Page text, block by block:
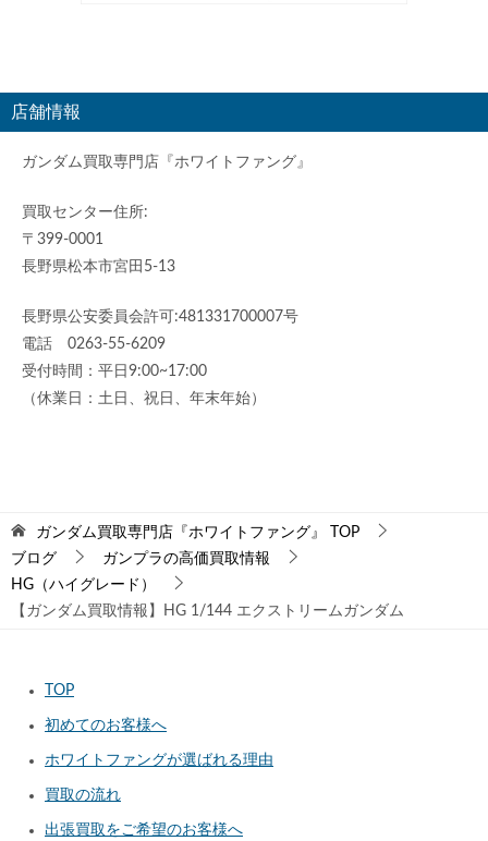
店舗情報
ガンダム買取専門店『ホワイトファング』
買取センター住所:
〒399-0001
長野県松本市宮田5-13
長野県公安委員会許可:481331700007号
電話 0263-55-6209
受付時間：平日9:00~17:00
（休業日：土日、祝日、年末年始）
ガンダム買取専門店『ホワイトファング』
TOP
ブログ
ガンプラの高価買取情報
HG（ハイグレード）
【ガンダム買取情報】HG 1/144 エクストリームガンダム
TOP
初めてのお客様へ
ホワイトファングが選ばれる理由
買取の流れ
出張買取をご希望のお客様へ